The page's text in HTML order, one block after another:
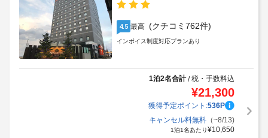
4.5 最高 (クチコミ762件)
インボイス制度対応プランあり
1泊2名合計/税・手数料込
¥21,300
獲得予定ポイント:536P
キャンセル料無料（~8/13)
1泊1名あたり¥10,650